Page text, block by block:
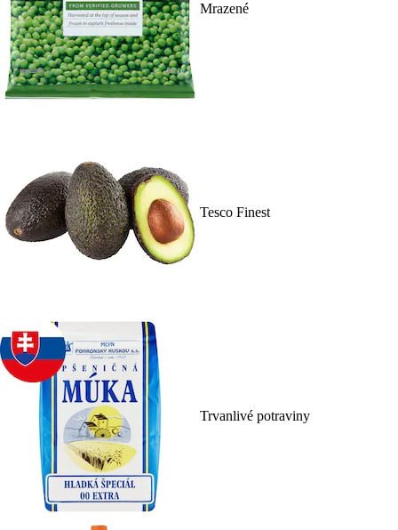
Mrazené
Tesco Finest
Trvanlivé potraviny